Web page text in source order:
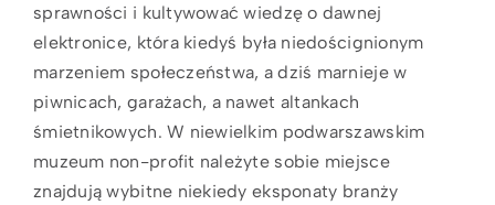
sprawności i kultywować wiedzę o dawnej
elektronice, która kiedyś była niedoścignionym
marzeniem społeczeństwa, a dziś marnieje w
piwnicach, garażach, a nawet altankach
śmietnikowych. W niewielkim podwarszawskim
muzeum non-profit należyte sobie miejsce
znajdują wybitne niekiedy eksponaty branży